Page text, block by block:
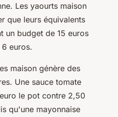
Les yaourts maison
que leurs équivalents
un budget de 15 euros
6 euros.
maison génère des
Une sauce tomate
le pot contre 2,50
qu'une mayonnaise